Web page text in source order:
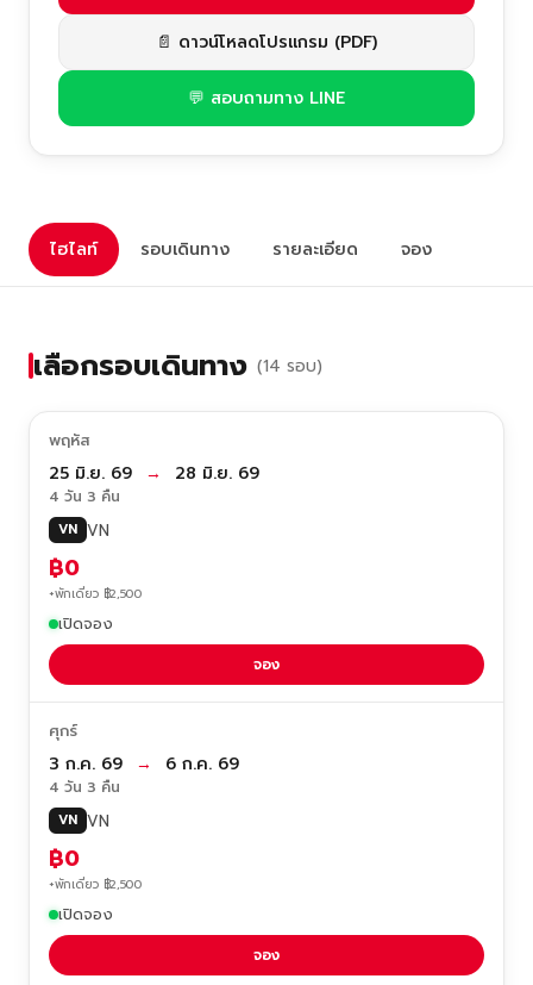
📄 ดาวน์โหลดโปรแกรม (PDF)
💬 สอบถามทาง LINE
ไฮไลท์ รอบเดินทาง รายละเอียด จอง
เลือกรอบเดินทาง (14 รอบ)
พฤหัส
25 มิ.ย. 69 → 28 มิ.ย. 69
4 วัน 3 คืน
VN VN
฿0
+พักเดี่ยว ฿2,500
เปิดจอง
จอง
ศุกร์
3 ก.ค. 69 → 6 ก.ค. 69
4 วัน 3 คืน
VN VN
฿0
+พักเดี่ยว ฿2,500
เปิดจอง
จอง